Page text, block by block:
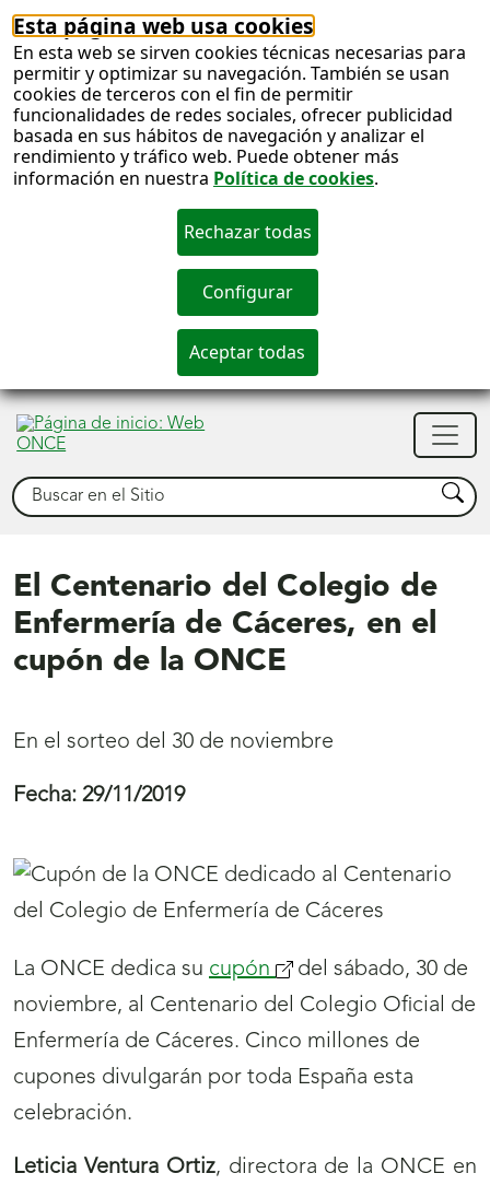
Esta página web usa cookies
En esta web se sirven cookies técnicas necesarias para
permitir y optimizar su navegación. También se usan
cookies de terceros con el fin de permitir
funcionalidades de redes sociales, ofrecer publicidad
basada en sus hábitos de navegación y analizar el
rendimiento y tráfico web. Puede obtener más
información en nuestra Política de cookies.
Buscar Buscar
El Centenario del Colegio de
Enfermería de Cáceres, en el
cupón de la ONCE
En el sorteo del 30 de noviembre
Fecha: 29/11/2019
La ONCE dedica su cupón
del sábado, 30 de
noviembre, al Centenario del Colegio Oficial de
Enfermería de Cáceres. Cinco millones de
cupones divulgarán por toda España esta
celebración.
Leticia Ventura Ortiz, directora de la ONCE en